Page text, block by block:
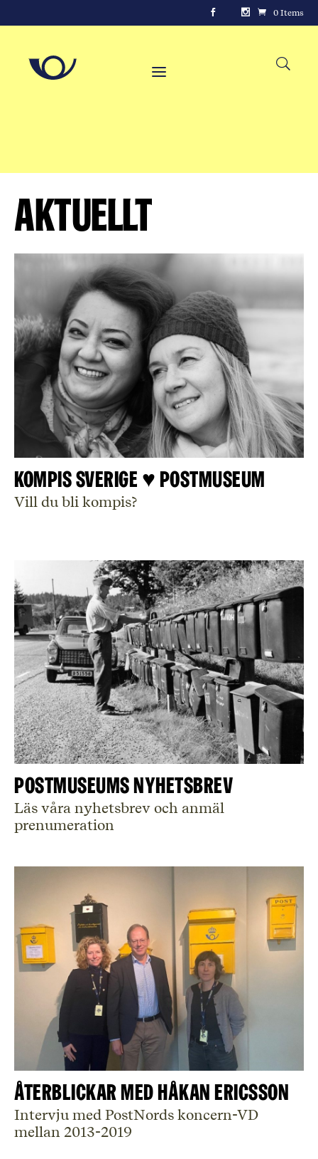
0 Items
Aktuellt
Kompis Sverige ♥ Postmuseum
Vill du bli kompis?
Postmuseums nyhetsbrev
Läs våra nyhetsbrev och anmäl
prenumeration
Återblickar med Håkan Ericsson
Intervju med PostNords koncern-VD
mellan 2013-2019